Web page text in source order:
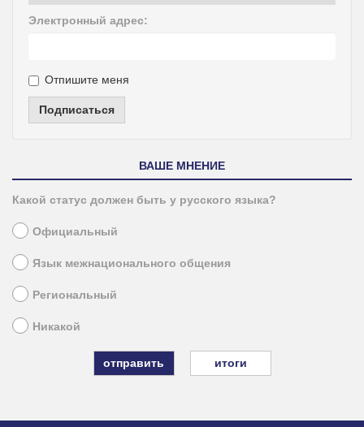
Электронный адрес:
Отпишите меня
Подписаться
ВАШЕ МНЕНИЕ
Какой статус должен быть у русского языка?
Официальный
Язык межнационального общения
Региональный
Никакой
итоги